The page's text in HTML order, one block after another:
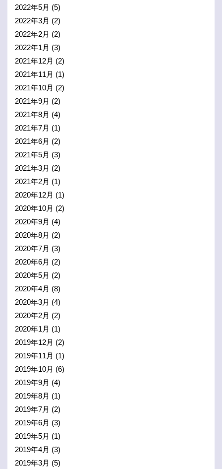
2022年5月 (5)
2022年3月 (2)
2022年2月 (2)
2022年1月 (3)
2021年12月 (2)
2021年11月 (1)
2021年10月 (2)
2021年9月 (2)
2021年8月 (4)
2021年7月 (1)
2021年6月 (2)
2021年5月 (3)
2021年3月 (2)
2021年2月 (1)
2020年12月 (1)
2020年10月 (2)
2020年9月 (4)
2020年8月 (2)
2020年7月 (3)
2020年6月 (2)
2020年5月 (2)
2020年4月 (8)
2020年3月 (4)
2020年2月 (2)
2020年1月 (1)
2019年12月 (2)
2019年11月 (1)
2019年10月 (6)
2019年9月 (4)
2019年8月 (1)
2019年7月 (2)
2019年6月 (3)
2019年5月 (1)
2019年4月 (3)
2019年3月 (5)